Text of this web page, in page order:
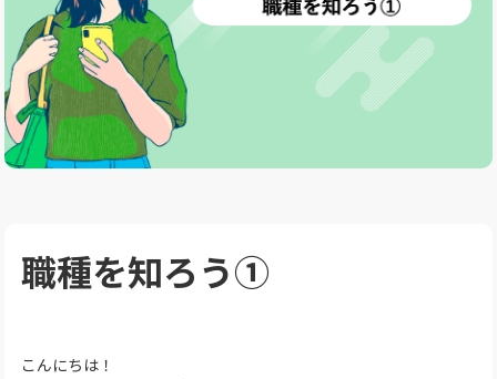
職種を知ろう①
こんにちは！